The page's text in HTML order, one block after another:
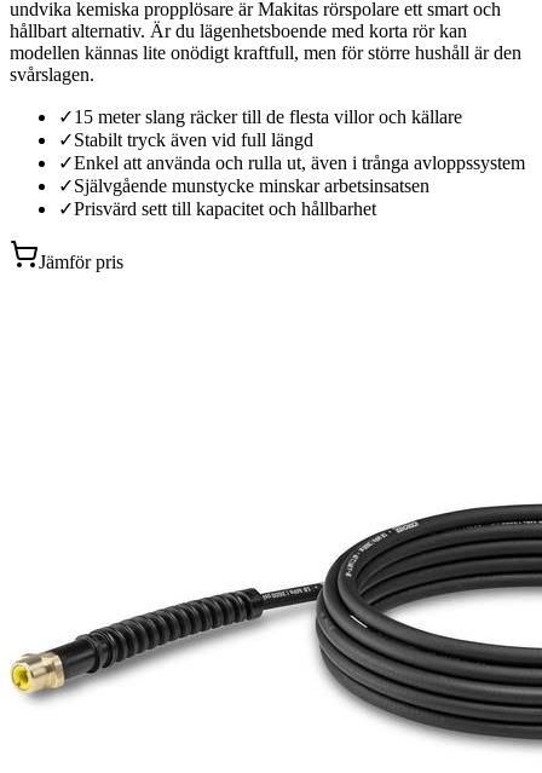
undvika kemiska propplösare är Makitas rörspolare ett smart och
hållbart alternativ. Är du lägenhetsboende med korta rör kan
modellen kännas lite onödigt kraftfull, men för större hushåll är den
svårslagen.
✓15 meter slang räcker till de flesta villor och källare
✓Stabilt tryck även vid full längd
✓Enkel att använda och rulla ut, även i trånga avloppssystem
✓Självgående munstycke minskar arbetsinsatsen
✓Prisvärd sett till kapacitet och hållbarhet
Jämför pris